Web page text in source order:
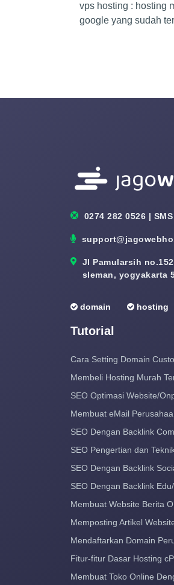
vps hosting : hosting
google yang sudah
0274 282 0526 |
Jl Pamularsih
sleman, yogyakarta
domain hosting
Tutorial
Cara Setting Domain
Membeli Hosting Murah
SEO Optimasi Website/
Membuat eMail
SEO Dengan Backlink
SEO Pengertian dan
SEO Dengan Backlink
SEO Dengan Backlink
Membuat Website Berita
Memposting Artikel
Mendaftarkan Domain
Fitur-fitur Dasar Hosting
Membuat Toko Online